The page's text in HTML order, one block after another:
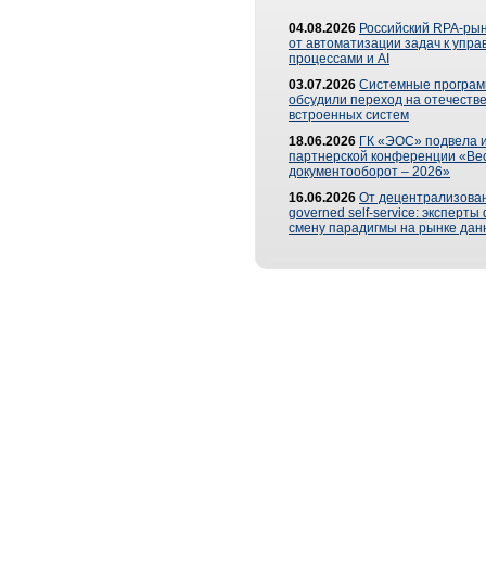
04.08.2026 Российский RPA-
от автоматизации задач к
процессами и AI
03.07.2026 Системные
обсудили переход на
встроенных систем
18.06.2026 ГК «ЭОС» подвела
партнерской конференции
документооборот – 2026»
16.06.2026 От
governed self-service: эксперты
смену парадигмы на рынке